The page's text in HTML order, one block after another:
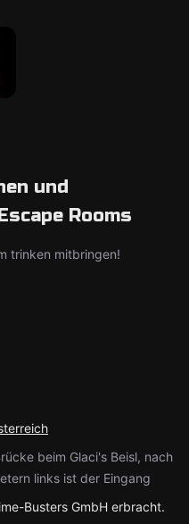
und
Rooms
trinken mitbringen!
beim Glaci's Beisl, nach
links ist der Eingang
Busters GmbH erbracht.